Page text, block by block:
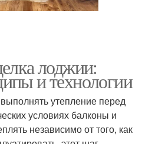
лоджии:
и технологии
утепление перед
условиях балконы и
независимо от того, как